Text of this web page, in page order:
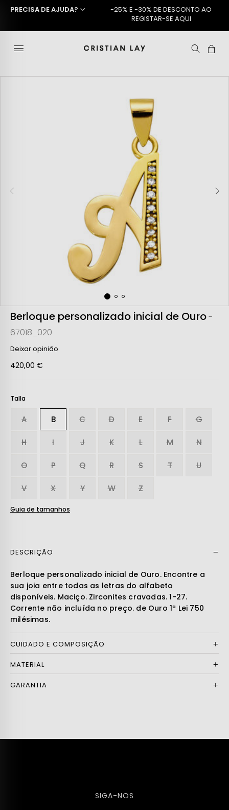
PRECISA DE AJUDA?
-25% E -30% DE DESCONTO AO
REGISTAR-SE AQUI
Berloque personalizado inicial de Ouro-
67018_020
Deixar opinião
420,00 €
Talla
A B C D E F G
H I J K L M N
O P Q R S T U
V X Y W Z
Guia de tamanhos
DESCRIÇÃO
Berloque personalizado inicial de Ouro. Encontre a
sua joia entre todas as letras do alfabeto
disponíveis. Maciço. Zirconites cravadas. 1-27.
Corrente não incluída no preço. de Ouro 1ª Lei 750
milésimas.
CUIDADO E COMPOSIÇÃO
MATERIAL
GARANTIA
SIGA-NOS